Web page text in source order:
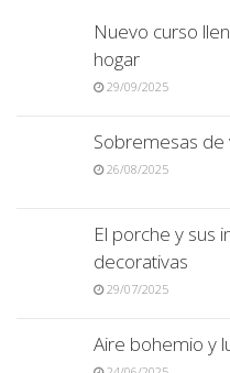
Nuevo curso
hogar
29/09/2025
Sobremesas de
26/08/2025
El porche y sus
decorativas
29/07/2025
Aire bohemio y